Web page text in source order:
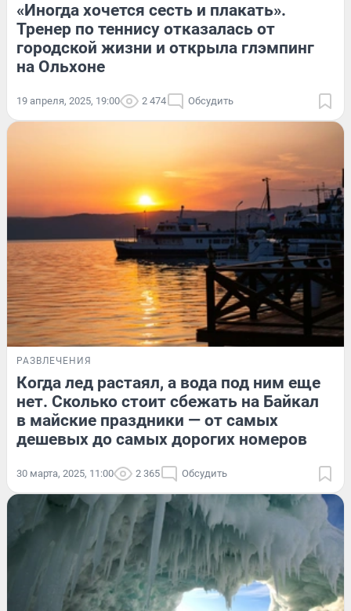
«Иногда хочется сесть и плакать».
Тренер по теннису отказалась от
городской жизни и открыла глэмпинг
на Ольхоне
19 апреля, 2025, 19:00 2 474 Обсудить
РАЗВЛЕЧЕНИЯ
Когда лед растаял, а вода под ним еще
нет. Сколько стоит сбежать на Байкал
в майские праздники — от самых
дешевых до самых дорогих номеров
30 марта, 2025, 11:00 2 365 Обсудить